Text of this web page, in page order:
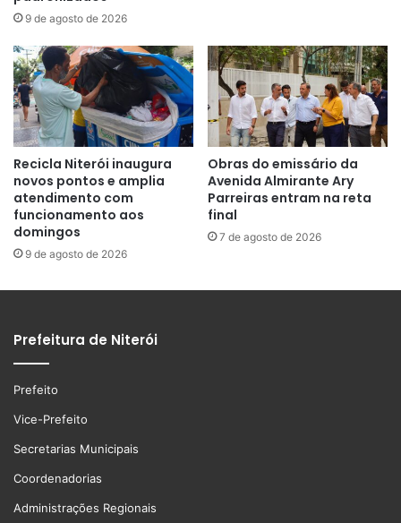
9 de agosto de 2026
Recicla Niterói inaugura
novos pontos e amplia
atendimento com
funcionamento aos
domingos
9 de agosto de 2026
Obras do emissário da
Avenida Almirante Ary
Parreiras entram na reta
final
7 de agosto de 2026
Prefeitura de Niterói
Prefeito
Vice-Prefeito
Secretarias Municipais
Coordenadorias
Administrações Regionais